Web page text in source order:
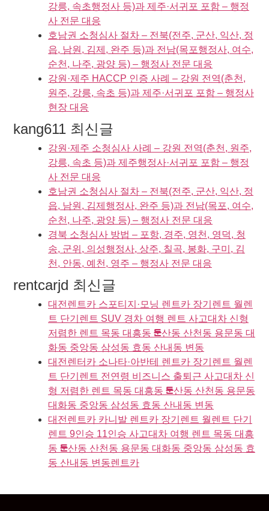
강릉, 속초행정사 등)과 제주·서귀포 포함 – 행정
사 전문 대응
호남권 소청심사 절차 – 전북(전주, 군산, 익산, 정
읍, 남원, 김제, 완주 등)과 전남(목포행정사, 여수,
순천, 나주, 광양 등) – 행정사 전문 대응
강원·제주 HACCP 인증 사례 – 강원 전역(춘천,
원주, 강릉, 속초 등)과 제주·서귀포 포함 – 행정사
현장 대응
kang611 최신글
강원·제주 소청심사 사례 – 강원 전역(춘천, 원주,
강릉, 속초 등)과 제주행정사·서귀포 포함 – 행정
사 전문 대응
호남권 소청심사 절차 – 전북(전주, 군산, 익산, 정
읍, 남원, 김제행정사, 완주 등)과 전남(목포, 여수,
순천, 나주, 광양 등) – 행정사 전문 대응
경북 소청심사 방법 – 포항, 경주, 영천, 영덕, 청
송, 군위, 의성행정사, 상주, 칠곡, 봉화, 구미, 김
천, 안동, 예천, 영주 – 행정사 전문 대응
rentcarjd 최신글
대전렌트카 스포티지·모닝 렌트카 장기렌트 월렌
트 단기렌트 SUV 경차 여행 렌트 사고대차 신형
저렴한 렌트 목동 대흥동 둔산동 산천동 용문동 대
화동 중앙동 삼성동 효동 산내동 변동
대전렌터카 소나타·아반테 렌트카 장기렌트 월렌
트 단기렌트 전연령 비즈니스 출퇴근 사고대차 신
형 저렴한 렌트 목동 대흥동 둔산동 산천동 용문동
대화동 중앙동 삼성동 효동 산내동 변동
대전렌트카 카니발 렌트카 장기렌트 월렌트 단기
렌트 9인승 11인승 사고대차 여행 렌트 목동 대흥
동 둔산동 산천동 용문동 대화동 중앙동 삼성동 효
동 산내동 변동렌트카